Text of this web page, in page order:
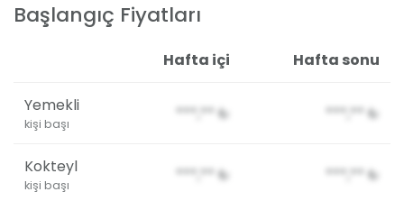
Başlangıç Fiyatları
Hafta içi Hafta sonu
Yemekli
kişi başı
***,** ₺ ***,** ₺
Kokteyl
kişi başı
***,** ₺ ***,** ₺